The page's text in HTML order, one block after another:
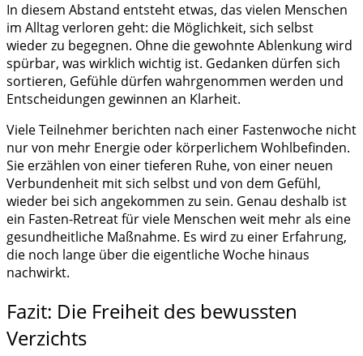
In diesem Abstand entsteht etwas, das vielen Menschen
im Alltag verloren geht: die Möglichkeit, sich selbst
wieder zu begegnen. Ohne die gewohnte Ablenkung wird
spürbar, was wirklich wichtig ist. Gedanken dürfen sich
sortieren, Gefühle dürfen wahrgenommen werden und
Entscheidungen gewinnen an Klarheit.
Viele Teilnehmer berichten nach einer Fastenwoche nicht
nur von mehr Energie oder körperlichem Wohlbefinden.
Sie erzählen von einer tieferen Ruhe, von einer neuen
Verbundenheit mit sich selbst und von dem Gefühl,
wieder bei sich angekommen zu sein. Genau deshalb ist
ein Fasten-Retreat für viele Menschen weit mehr als eine
gesundheitliche Maßnahme. Es wird zu einer Erfahrung,
die noch lange über die eigentliche Woche hinaus
nachwirkt.
Fazit: Die Freiheit des bewussten
Verzichts